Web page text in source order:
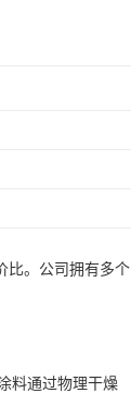
比。公司拥有多个
料通过物理干燥